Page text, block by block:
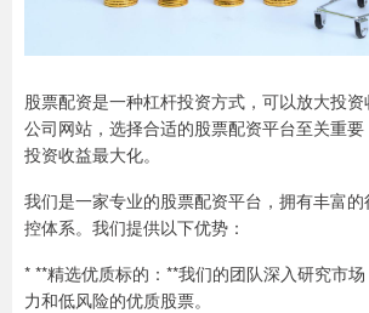
股票配资是一种杠杆投资方式，可以放大投
公司网站，选择合适的股票配资平台至关重
投资收益最大化。
我们是一家专业的股票配资平台，拥有丰富
控体系。我们提供以下优势：
* **精选优质标的：**我们的团队深入研究市
力和低风险的优质股票。